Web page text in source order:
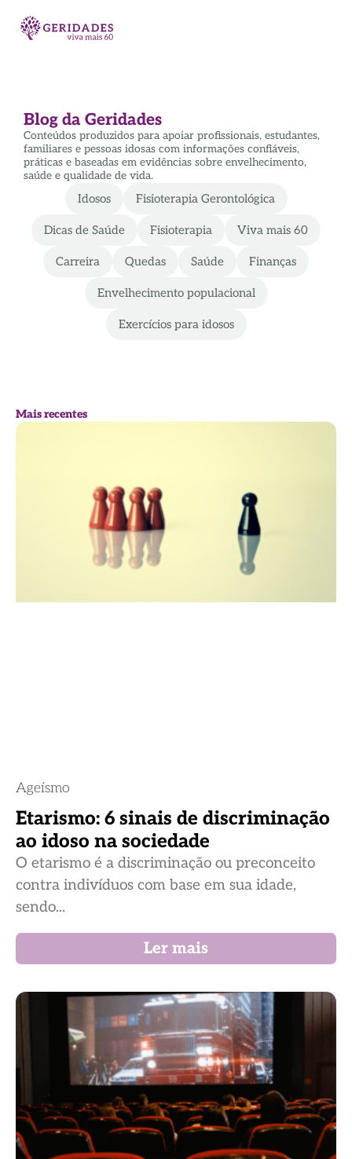
Blog da Geridades
Conteúdos produzidos para apoiar profissionais, estudantes,
familiares e pessoas idosas com informações confiáveis,
práticas e baseadas em evidências sobre envelhecimento,
saúde e qualidade de vida.
Idosos Fisioterapia Gerontológica
Dicas de Saúde Fisioterapia Viva mais 60
Carreira Quedas Saúde Finanças
Envelhecimento populacional
Exercícios para idosos
Mais recentes
Ageísmo
Etarismo: 6 sinais de discriminação
ao idoso na sociedade
O etarismo é a discriminação ou preconceito
contra indivíduos com base em sua idade,
sendo...
Ler mais